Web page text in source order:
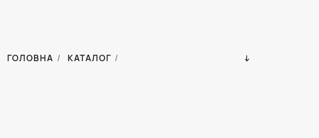
ГОЛОВНА / КАТАЛОГ /